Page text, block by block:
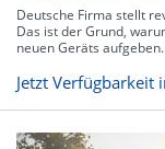
Deutsche Firma stellt
Das ist der Grund,
neuen Geräts aufgeben.
Jetzt Verfügbarkeit